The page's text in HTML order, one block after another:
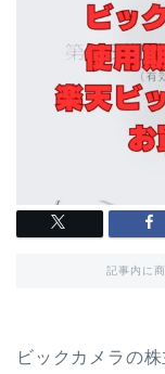
記事内に
ビックカメラの